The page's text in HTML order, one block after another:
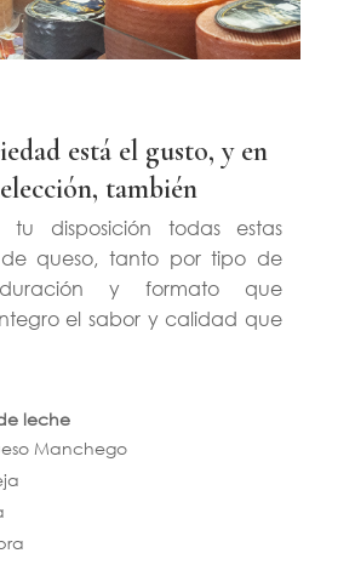
está el gusto, y en
también
tu disposición todas estas
queso, tanto por tipo de
y formato que
el sabor y calidad que
leche
Manchego